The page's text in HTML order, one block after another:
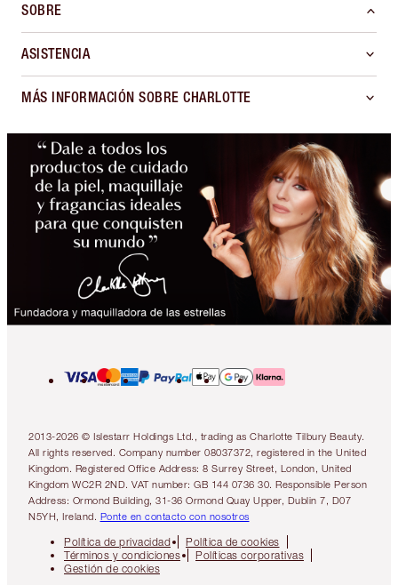
SOBRE
ASISTENCIA
MÁS INFORMACIÓN SOBRE CHARLOTTE
2013-2026 © Islestarr Holdings Ltd., trading as Charlotte Tilbury Beauty.
All rights reserved. Company number 08037372, registered in the United
Kingdom. Registered Office Address: 8 Surrey Street, London, United
Kingdom WC2R 2ND. VAT number: GB 144 0736 30. Responsible Person
Address: Ormond Building, 31-36 Ormond Quay Upper, Dublin 7, D07
N5YH, Ireland. Ponte en contacto con nosotros
Política de privacidad
Política de cookies
Términos y condiciones
Políticas corporativas
Gestión de cookies